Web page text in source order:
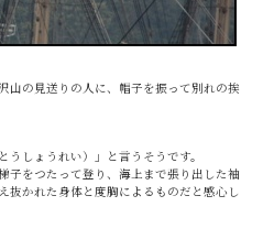
山の見送りの人に、帽子を振って別れの挨
しょうれい）」と言うそうです。
子をつたって登り、海上まで張り出した袖
抜かれた身体と度胸によるものだと感心し